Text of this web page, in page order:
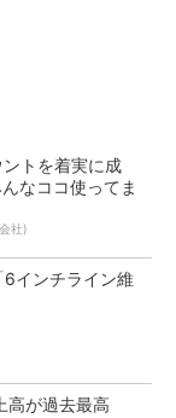
トを着実に成
なココ使ってま
社)
6インチライン維
高が過去最高